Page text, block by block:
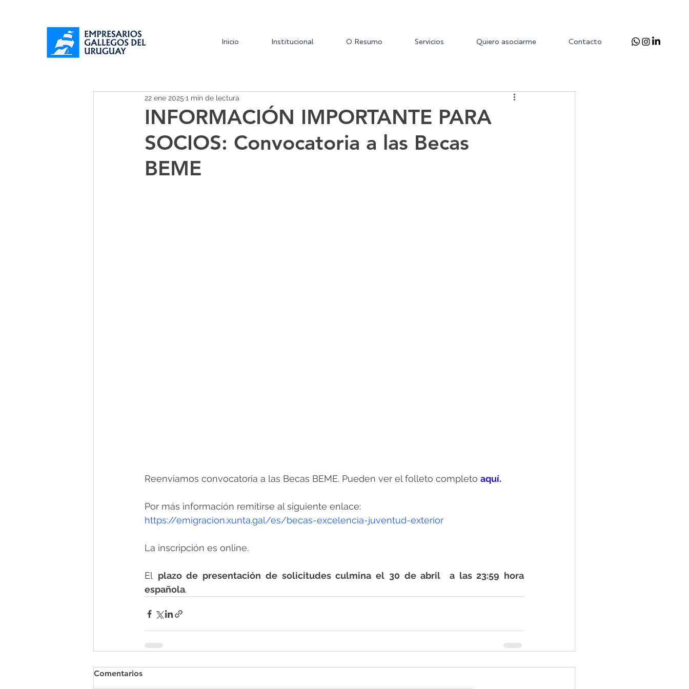
Inicio Institucional O Resumo Servicios Quiero asociarme Contacto
INFORMACIÓN IMPORTANTE PARA
SOCIOS: Convocatoria a las Becas
BEME
22 ene 2025 1 min de lectura
Reenviamos convocatoria a las Becas BEME. Pueden ver el folleto completo aquí.
Por más información remitirse al siguiente enlace:
https://emigracion.xunta.gal/es/becas-excelencia-juventud-exterior
La inscripción es online.
El plazo de presentación de solicitudes culmina el 30 de abril  a las 23:59 hora
española.
Comentarios